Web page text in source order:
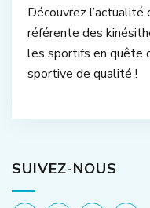
Découvrez
référente des
les sportifs en quête
sportive de qualité !
SUIVEZ-NOUS